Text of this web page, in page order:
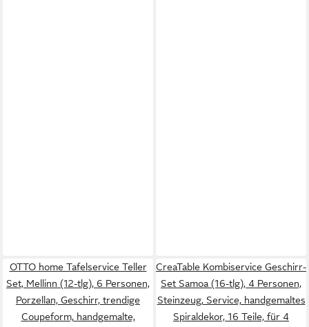
OTTO home Tafelservice Teller
Set, Mellinn (12-tlg), 6 Personen,
Porzellan, Geschirr, trendige
Coupeform, handgemalte,
CreaTable Kombiservice Geschirr-
Set Samoa (16-tlg), 4 Personen,
Steinzeug, Service, handgemaltes
Spiraldekor, 16 Teile, für 4